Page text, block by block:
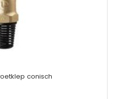
conisch